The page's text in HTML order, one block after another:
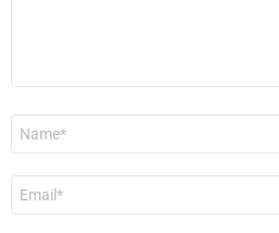
mail
*